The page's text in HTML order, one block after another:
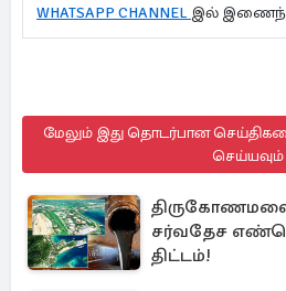
WHATSAPP CHANNEL இல்
மேலும் இது தொடர்பான
செய்யவும்
சர்வதேச
திட்டம்!